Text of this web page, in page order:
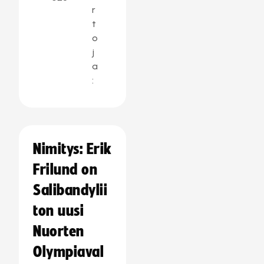
r
t
o
j
a
:
Nimitys: Erik
Frilund on
Salibandylii
ton uusi
Nuorten
Olympiaval